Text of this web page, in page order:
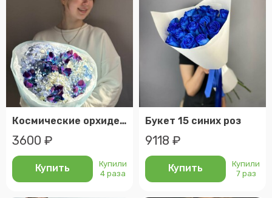
Космические орхидеи с гортензиями гипсофилой
3600 ₽
Купить
Купили
4 раза
Букет 15 синих роз
9118 ₽
Купить
Купили
7 раз